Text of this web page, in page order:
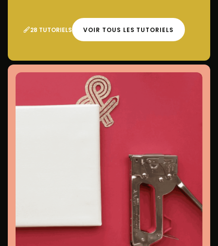
28 TUTORIELS VOIR TOUS LES TUTORIELS